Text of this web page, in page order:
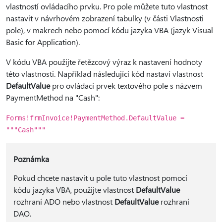
vlastností ovládacího prvku. Pro pole můžete tuto vlastnost
nastavit v návrhovém zobrazení tabulky (v části Vlastnosti
pole), v makrech nebo pomocí kódu jazyka VBA (jazyk Visual
Basic for Application).
V kódu VBA použijte řetězcový výraz k nastavení hodnoty
této vlastnosti. Například následující kód nastaví vlastnost
DefaultValuepro ovládací prvek textového pole s názvem
PaymentMethod na "Cash":
Forms!frmInvoice!PaymentMethod.DefaultValue =
"""Cash"""
Poznámka
Pokud chcete nastavit u pole tuto vlastnost pomocí
kódu jazyka VBA, použijte vlastnost DefaultValue
rozhraní ADO nebo vlastnost DefaultValuerozhraní
DAO.